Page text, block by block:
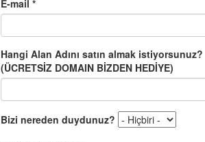
E-mail *
Hangi Alan Adını satın almak istiyorsunuz?
(ÜCRETSİZ DOMAIN BİZDEN HEDİYE)
Bizi nereden duydunuz?